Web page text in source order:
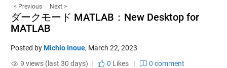
< Previous Next >
ダークモード MATLAB：New Desktop for
MATLAB
Posted byMichio Inoue, March 22, 2023
9 views (last 30 days) |
0 Likes|
0 comment